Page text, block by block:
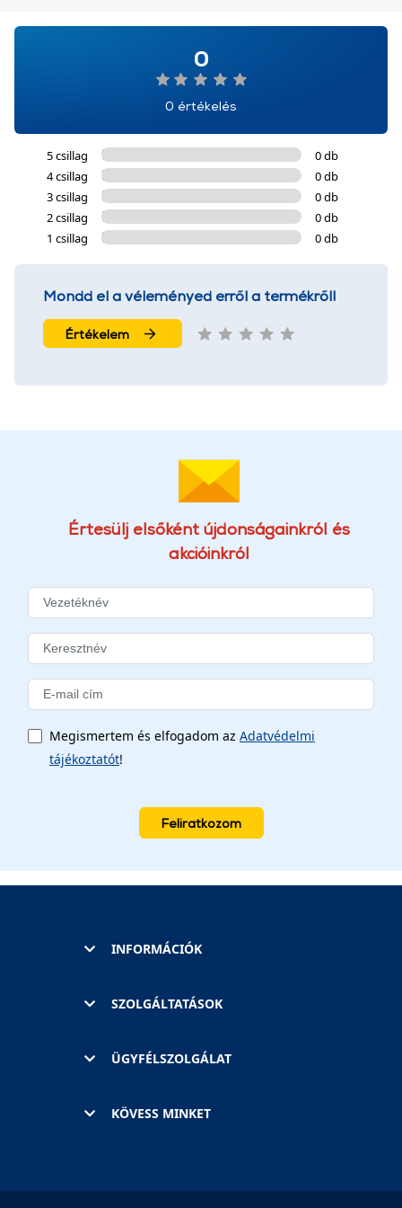
0
0 értékelés
5 csillag
0 db
4 csillag
0 db
3 csillag
0 db
2 csillag
0 db
1 csillag
0 db
Mondd el a véleményed erről a termékről!
Értékelem
Értesülj elsőként újdonságainkról és
akcióinkról
Megismertem és elfogadom az Adatvédelmi
tájékoztatót!
Feliratkozom
INFORMÁCIÓK
SZOLGÁLTATÁSOK
ÜGYFÉLSZOLGÁLAT
KÖVESS MINKET